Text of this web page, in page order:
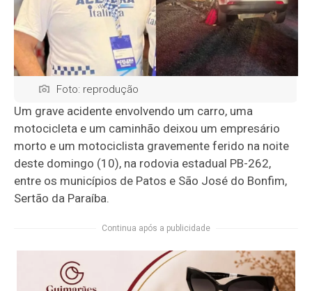
Foto: reprodução
Um grave acidente envolvendo um carro, uma
motocicleta e um caminhão deixou um empresário
morto e um motociclista gravemente ferido na noite
deste domingo (10), na rodovia estadual PB-262,
entre os municípios de Patos e São José do Bonfim,
Sertão da Paraíba.
Continua após a publicidade